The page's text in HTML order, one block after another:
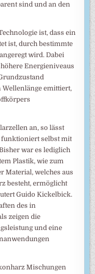
sind und an den
ist, dass ein
ist, durch bestimmte
wird. Dabei
Energieniveaus
emittiert,
an, so lässt
funktioniert selbst mit
war es lediglich
Plastik, wie zum
Material, welches aus
besteht, ermöglicht
Guido Kickelbick.
des in
zeigen die
und eine
Mischungen